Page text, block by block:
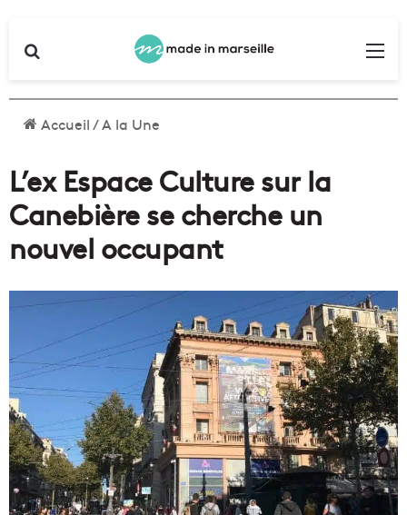
Accueil/A la Une
L’ex Espace Culture sur la
Canebière se cherche un
nouvel occupant